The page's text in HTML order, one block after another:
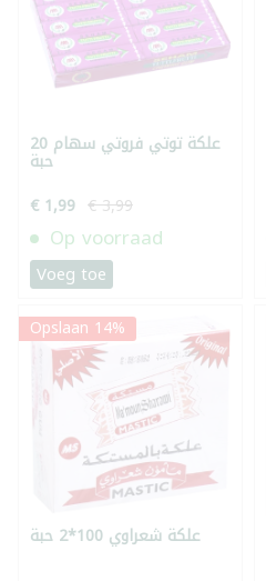
علكة توتي فروتي سهام 20
حبة
€ 1,99 € 3,99
Op voorraad
Voeg toe
Opslaan 14%
علكة شعراوي 100*2 حبة